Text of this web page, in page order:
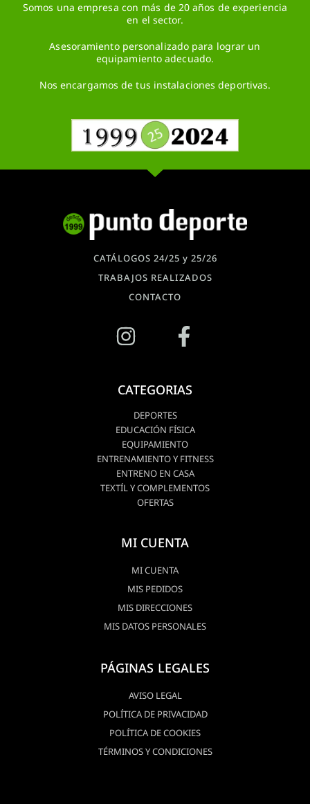
Somos una empresa con más de 20 años de experiencia
en el sector.
Asesoramiento personalizado para lograr un
equipamiento adecuado.
Nos encargamos de tus instalaciones deportivas.
CATÁLOGOS 24/25 y 25/26
TRABAJOS REALIZADOS
CONTACTO
CATEGORIAS
DEPORTES
EDUCACIÓN FÍSICA
EQUIPAMIENTO
ENTRENAMIENTO Y FITNESS
ENTRENO EN CASA
TEXTÍL Y COMPLEMENTOS
OFERTAS
MI CUENTA
MI CUENTA
MIS PEDIDOS
MIS DIRECCIONES
MIS DATOS PERSONALES
PÁGINAS LEGALES
AVISO LEGAL
POLÍTICA DE PRIVACIDAD
POLÍTICA DE COOKIES
TÉRMINOS Y CONDICIONES